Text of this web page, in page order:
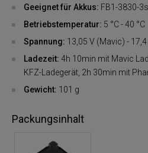
Geeignet für Akkus: FB1-3830-
Betriebstemperatur: 5 °C - 40 °C
Spannung: 13,05 V (Mavic) -
Ladezeit: 4h 10min mit Mavic
KFZ-Ladegerät, 2h 30min mit
Gewicht: 101 g
Packungsinhalt